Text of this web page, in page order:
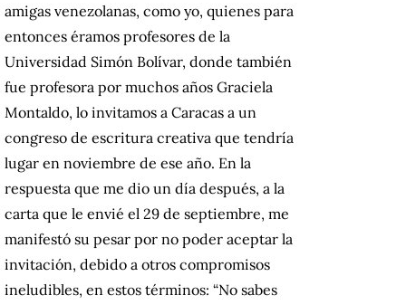
amigas venezolanas, como yo, quienes para
entonces éramos profesores de la
Universidad Simón Bolívar, donde también
fue profesora por muchos años Graciela
Montaldo, lo invitamos a Caracas a un
congreso de escritura creativa que tendría
lugar en noviembre de ese año. En la
respuesta que me dio un día después, a la
carta que le envié el 29 de septiembre, me
manifestó su pesar por no poder aceptar la
invitación, debido a otros compromisos
ineludibles, en estos términos: “No sabes